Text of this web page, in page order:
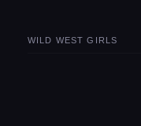
WILD WEST GIRLS